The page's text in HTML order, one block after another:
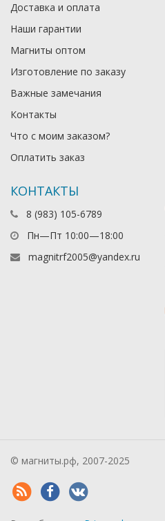
Доставка и оплата
Наши гарантии
Магниты оптом
Изготовление по заказу
Важные замечания
Контакты
Что с моим заказом?
Оплатить заказ
КОНТАКТЫ
8 (983) 105-6789
Пн—Пт 10:00—18:00
magnitrf2005@yandex.ru
© магниты.рф, 2007-2025